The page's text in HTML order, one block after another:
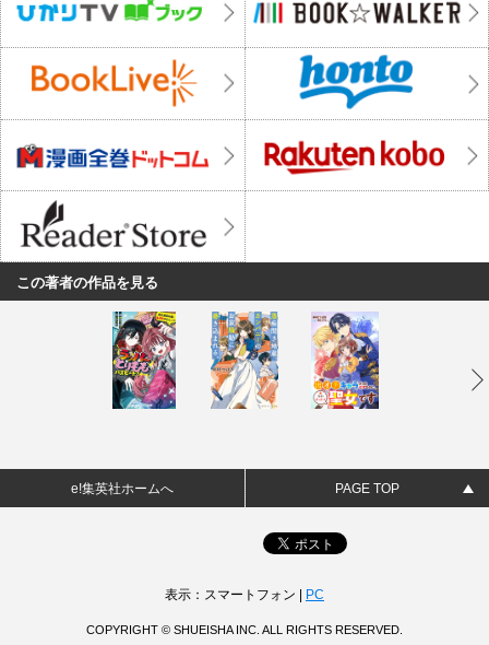
この著者の作品を見る
e!集英社ホームへ PAGE TOP
表示：スマートフォン | PC
COPYRIGHT © SHUEISHA INC. ALL RIGHTS RESERVED.